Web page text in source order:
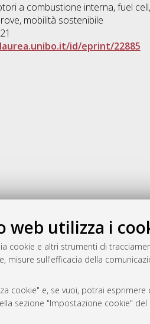
web utilizza i
cookie e altri strumenti di
sull'efficacia della
cookie" e, se vuoi, potrai
sezione "Impostazione cookie" del
a combustione interna, fuel
mobilità sostenibile
id/eprint/22885
del documento: